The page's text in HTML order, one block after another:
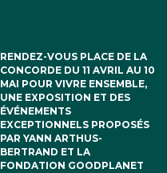
RENDEZ-VOUS PLACE DE LA
CONCORDE DU 11 AVRIL AU 10
MAI POUR VIVRE ENSEMBLE,
UNE EXPOSITION ET DES
ÉVÉNEMENTS
EXCEPTIONNELS PROPOSÉS
PAR YANN ARTHUS-
BERTRAND ET LA
FONDATION GOODPLANET